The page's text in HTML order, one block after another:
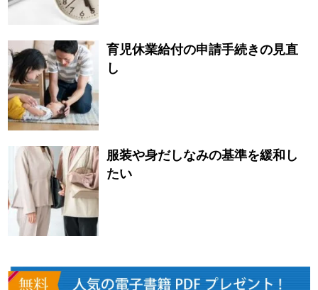
育児休業給付の申請手続きの見直
し
服装や身だしなみの基準を緩和し
たい